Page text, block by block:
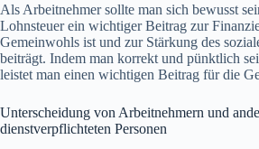
Als Arbeitnehmer sollte man sich bewusst
Lohnsteuer ein wichtiger Beitrag zur
Gemeinwohls ist und zur Stärkung des
beiträgt. Indem man korrekt und pünktlich
leistet man einen wichtigen Beitrag für die
Unterscheidung von Arbeitnehmern und
dienstverpflichteten Personen